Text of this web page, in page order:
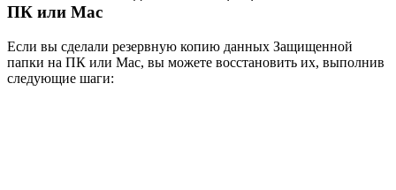
ПК или Mac
Если вы сделали резервную копию данных Защищенной
папки на ПК или Mac, вы можете восстановить их, выполнив
следующие шаги: